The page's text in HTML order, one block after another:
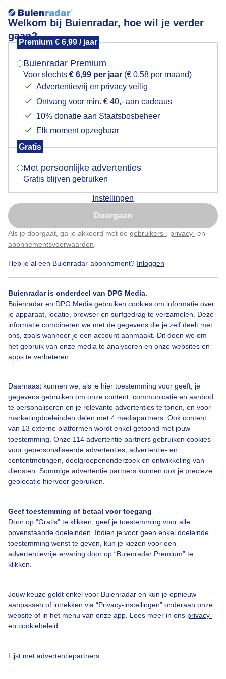
Welkom bij Buienradar, hoe wil je verder
gaan?
Premium € 6,99 / jaar
Buienradar Premium
Voor slechts € 6,99 per jaar (€ 0,58 per maand)
Advertentievrij en privacy veilig
Ontvang voor min. € 40,- aan cadeaus
10% donatie aan Staatsbosbeheer
Elk moment opzegbaar
Gratis
Met persoonlijke advertenties
Gratis blijven gebruiken
Instellingen
Doorgaan
Als je doorgaat, ga je akkoord met de gebruikers- privacy- en
abonnementsvoorwaarden
Heb je al een Buienradar-abonnement? Inloggen
Buienradar is onderdeel van DPG Media.
Buienradar en DPG Media gebruiken cookies om informatie over
je apparaat, locatie, browser en surfgedrag te verzamelen. Deze
informatie combineren we met de gegevens die je zelf deelt met
ons, zoals wanneer je een account aanmaakt. Dit doen we om
het gebruik van onze media te analyseren en onze websites en
apps te verbeteren.
Daarnaast kunnen we, als je hier toestemming voor geeft, je
gegevens gebruiken om onze content, communicatie en aanbod
te personaliseren en je relevante advertenties te tonen, en voor
marketingdoeleinden delen met 4 mediapartners. Ook content
van 13 externe platformen wordt enkel getoond met jouw
toestemming. Onze 114 advertentie partners gebruiken cookies
voor gepersonaliseerde advertenties, advertentie- en
contentmetingen, doelgroepenonderzoek en ontwikkeling van
diensten. Sommige advertentie partners kunnen ook je precieze
geolocatie hiervoor gebruiken.
Geef toestemming of betaal voor toegang
Door op "Gratis" te klikken, geef je toestemming voor alle
bovenstaande doeleinden. Indien je voor geen enkel doeleinde
toestemming wenst te geven, kun je kiezen voor een
advertentievrije ervaring door op “Buienradar Premium” te
klikken.
Jouw keuze geldt enkel voor Buienradar en kun je opnieuw
aanpassen of intrekken via “Privacy-instellingen” onderaan onze
website of in het menu van onze app. Lees meer in ons privacy-
en cookiebeleid
Lijst met advertentiepartners
Lekker wandelen langs de vloedlijn vanochtend
Door: Maddy Koster
Bekijk slideshow
Een moment geduld aub...
Over Buienradar
Contact
Toegankelijkheid
Gebruikersvoorwaarden
Buienradar Team
Privacy beleid
Cookie beleid
Gratis weerdata
Mogen we je locatie gebruiken voor het
Indien je hier nog geen akkoord op hebt gegeven,
verschijnt er zo een pop-up uit je browser waarin
Is goed, toon de popup
Nu niet, misschien later
Klik hierom dit aan te passen